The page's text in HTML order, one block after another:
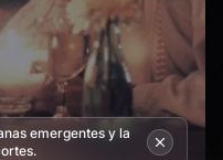
emergentes y la